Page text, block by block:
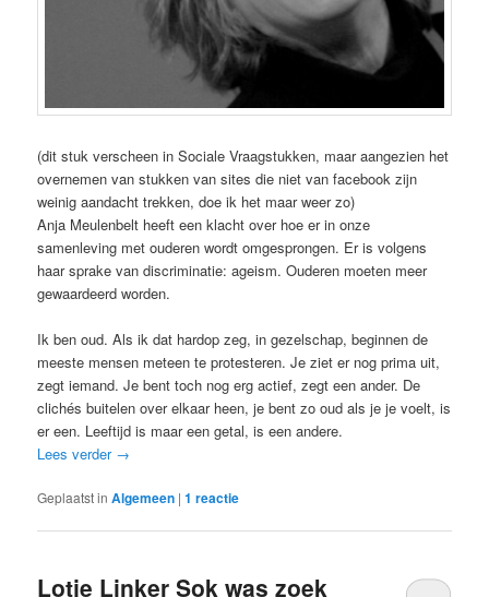
(dit stuk verscheen in Sociale Vraagstukken, maar aangezien het
overnemen van stukken van sites die niet van facebook zijn
weinig aandacht trekken, doe ik het maar weer zo)
Anja Meulenbelt heeft een klacht over hoe er in onze
samenleving met ouderen wordt omgesprongen. Er is volgens
haar sprake van discriminatie: ageism. Ouderen moeten meer
gewaardeerd worden.
Ik ben oud. Als ik dat hardop zeg, in gezelschap, beginnen de
meeste mensen meteen te protesteren. Je ziet er nog prima uit,
zegt iemand. Je bent toch nog erg actief, zegt een ander. De
clichés buitelen over elkaar heen, je bent zo oud als je je voelt, is
er een. Leeftijd is maar een getal, is een andere.
Lees verder →
Geplaatst in Algemeen |1 reactie
Lotje Linker Sok was zoek